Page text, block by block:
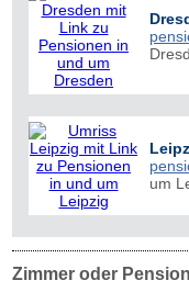
um
Zimmer oder